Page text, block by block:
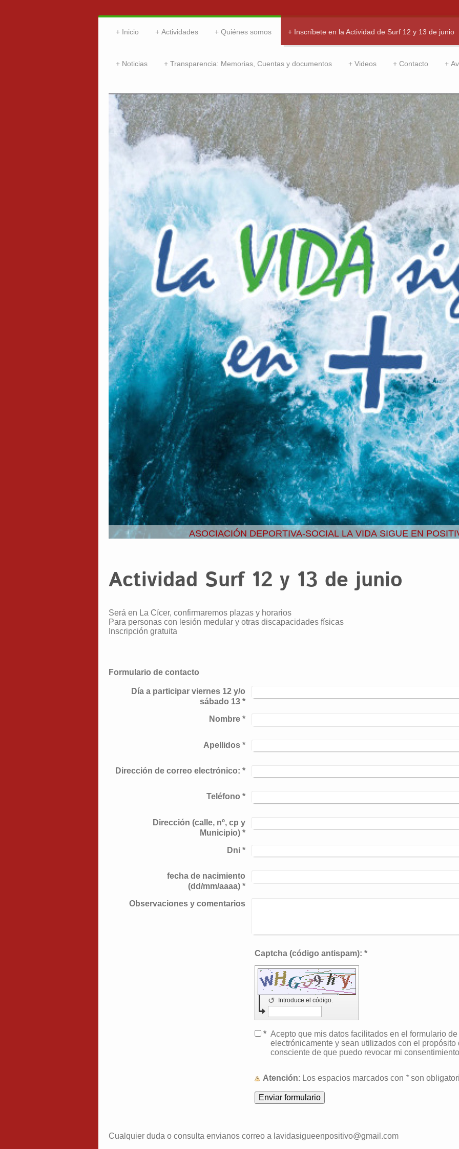
Inicio Actividades Quiénes somos Inscríbete en la Actividad de Surf 12 y 13 de junio
Noticias Transparencia: Memorias, Cuentas y documentos Videos Contacto
ASOCIACIÓN DEPORTIVA-SOCIAL LA VIDA SIGUE EN
Actividad Surf 12 y 13 de junio
Será en La Cícer, confirmaremos plazas y horarios
Para personas con lesión medular y otras discapacidades físicas
Inscripción gratuita
Formulario de contacto
Día a participar viernes 12 y/o
sábado 13 *
Nombre *
Apellidos*
Dirección de correo electrónico: *
Teléfono *
Dirección (calle, nº, cp y
Municipio)*
Dni*
fecha de nacimiento
(dd/mm/aaaa)*
Observaciones y comentarios
Captcha (código antispam): *
Introduce el código.
↺
* Acepto que mis datos facilitados en el formulario
electrónicamente y sean utilizados con el propósito de contactar conmigo. Soy
consciente de que puedo revocar mi
Atención : Los espacios marcados con *son
Cualquier duda o consulta envianos correo a lavidasigueenpositivo@gmail.com